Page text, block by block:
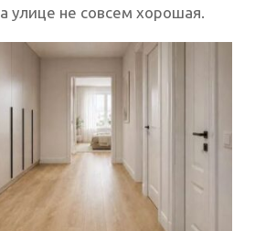
улице не совсем хорошая.